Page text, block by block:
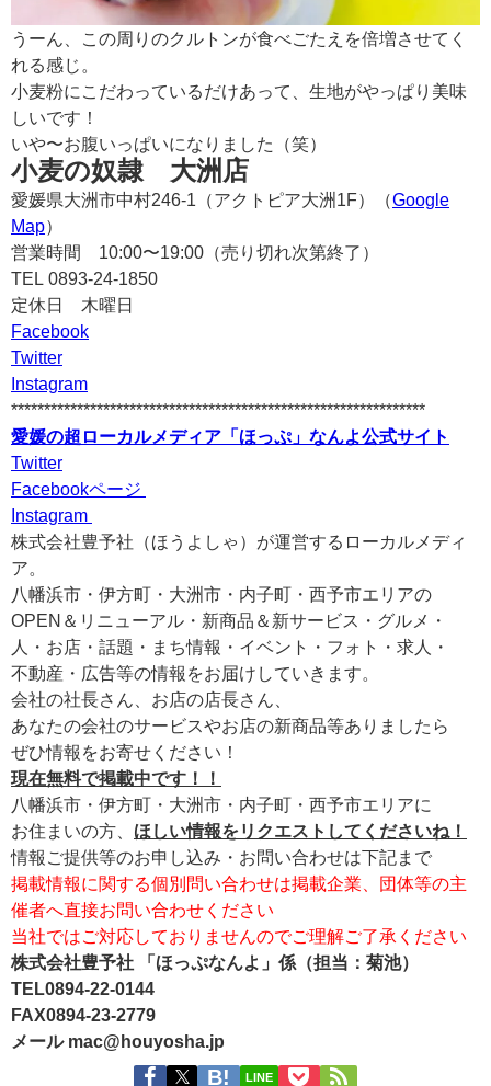
うーん、この周りのクルトンが食べごたえを倍増させてく
れる感じ。
小麦粉にこだわっているだけあって、生地がやっぱり美味
しいです！
いや〜お腹いっぱいになりました（笑）
小麦の奴隷 大洲店
愛媛県大洲市中村246-1（アクトピア大洲1F）（Google
Map）
営業時間 10:00〜19:00（売り切れ次第終了）
TEL 0893-24-1850
定休日 木曜日
Facebook
Twitter
Instagram
***************************************************************
愛媛の超ローカルメディア「ほっぷ」なんよ公式サイト
Twitter
Facebookページ
Instagram
株式会社豊予社（ほうよしゃ）が運営するローカルメディ
ア。
八幡浜市・伊方町・大洲市・内子町・西予市エリアの
OPEN＆リニューアル・新商品＆新サービス・グルメ・
人・お店・話題・まち情報・イベント・フォト・求人・
不動産・広告等の情報をお届けしていきます。
会社の社長さん、お店の店長さん、
あなたの会社のサービスやお店の新商品等ありましたら
ぜひ情報をお寄せください！
現在無料で掲載中です！！
八幡浜市・伊方町・大洲市・内子町・西予市エリアに
お住まいの方、 ほしい情報をリクエストしてくださいね！
情報ご提供等のお申し込み・お問い合わせは下記まで
掲載情報に関する個別問い合わせは掲載企業、団体等の主
催者へ直接お問い合わせください
当社ではご対応しておりませんのでご理解ご了承ください
株式会社豊予社 「ほっぷなんよ」係（担当：菊池）
TEL0894-22-0144
FAX0894-23-2779
メール mac@houyosha.jp
LINE